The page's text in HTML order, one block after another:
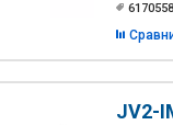
6170558
JV2-